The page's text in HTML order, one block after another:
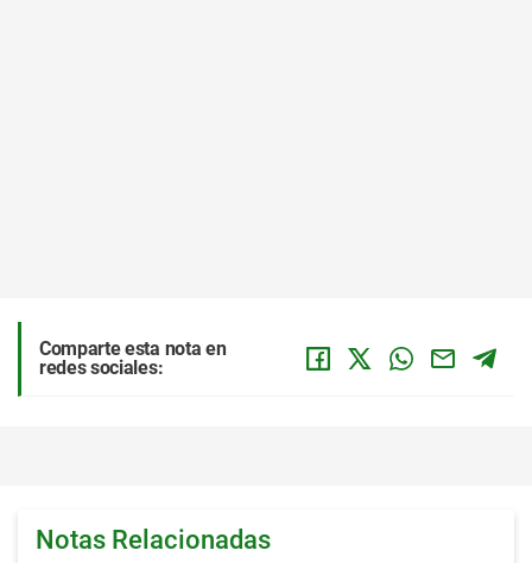
Comparte esta nota en
redes sociales:
Notas Relacionadas